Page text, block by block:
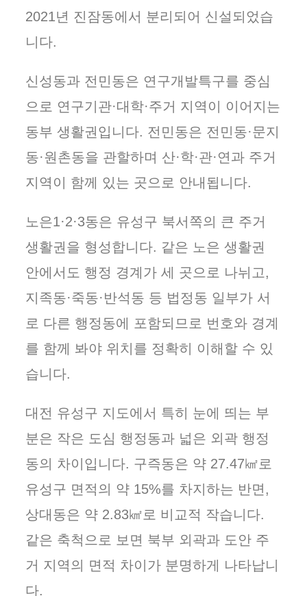
2021년 진잠동에서 분리되어 신설되었습
니다.
신성동과 전민동은 연구개발특구를 중심
으로 연구기관·대학·주거 지역이 이어지는
동부 생활권입니다. 전민동은 전민동·문지
동·원촌동을 관할하며 산·학·관·연과 주거
지역이 함께 있는 곳으로 안내됩니다.
노은1·2·3동은 유성구 북서쪽의 큰 주거
생활권을 형성합니다. 같은 노은 생활권
안에서도 행정 경계가 세 곳으로 나뉘고,
지족동·죽동·반석동 등 법정동 일부가 서
로 다른 행정동에 포함되므로 번호와 경계
를 함께 봐야 위치를 정확히 이해할 수 있
습니다.
대전 유성구 지도에서 특히 눈에 띄는 부
분은 작은 도심 행정동과 넓은 외곽 행정
동의 차이입니다. 구즉동은 약 27.47㎢로
유성구 면적의 약 15%를 차지하는 반면,
상대동은 약 2.83㎢로 비교적 작습니다.
같은 축척으로 보면 북부 외곽과 도안 주
거 지역의 면적 차이가 분명하게 나타납니
다.